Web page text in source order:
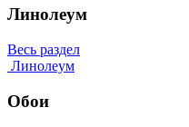
Линолеум
Весь раздел
Линолеум
Обои